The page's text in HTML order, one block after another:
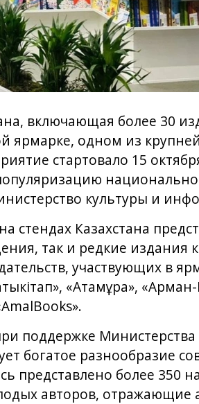
включающая более 30
ярмарке, одном из
стартовало 15
культуры и
стендах Казахстана
так и редкие издания
участвующих в
«Атамұра»,
поддержке Министерства
богатое разнообразие
представлено более 350
авторов, отражающие